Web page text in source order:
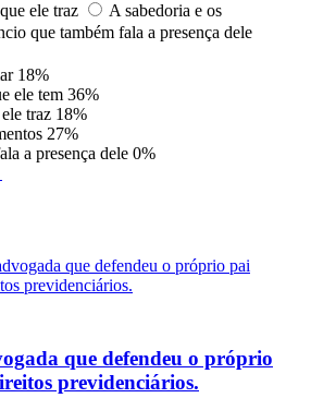
ele traz
A sabedoria e os
que também fala a presença dele
18%
ele tem 36%
traz 18%
27%
a presença dele 0%
que defendeu o próprio
previdenciários.